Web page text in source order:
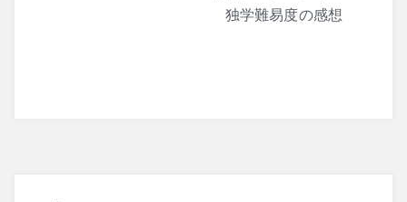
独学難易度の感想